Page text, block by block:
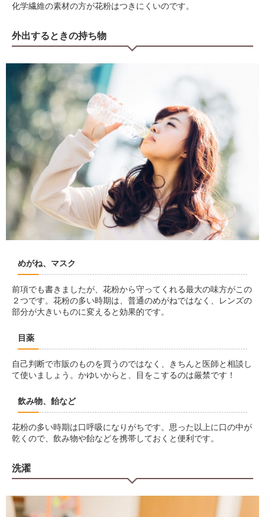
化学繊維の素材の方が花粉はつきにくいのです。
外出するときの持ち物
めがね、マスク
前項でも書きましたが、花粉から守ってくれる最大の味方がこの
２つです。花粉の多い時期は、普通のめがねではなく、レンズの
部分が大きいものに変えると効果的です。
目薬
自己判断で市販のものを買うのではなく、きちんと医師と相談し
て使いましょう。かゆいからと、目をこするのは厳禁です！
飲み物、飴など
花粉の多い時期は口呼吸になりがちです。思った以上に口の中が
乾くので、飲み物や飴などを携帯しておくと便利です。
洗濯